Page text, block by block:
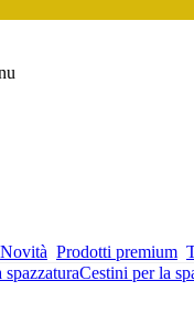
Novità Prodotti premium
Cestini per la